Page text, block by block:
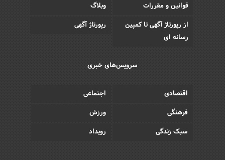
قوانین و مقررات
وبلاگ
از رپورتاژ آگهی تا کمپین
رسانه ای
رپورتاژ آگهی
سرویس‌های خبری
اقتصادی
اجتماعی
فرهنگی
ورزش
سبک زندگی
رویداد